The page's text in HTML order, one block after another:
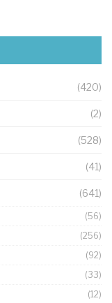
(420)
(2)
(528)
(41)
(641)
(56)
(256)
(92)
(33)
(12)